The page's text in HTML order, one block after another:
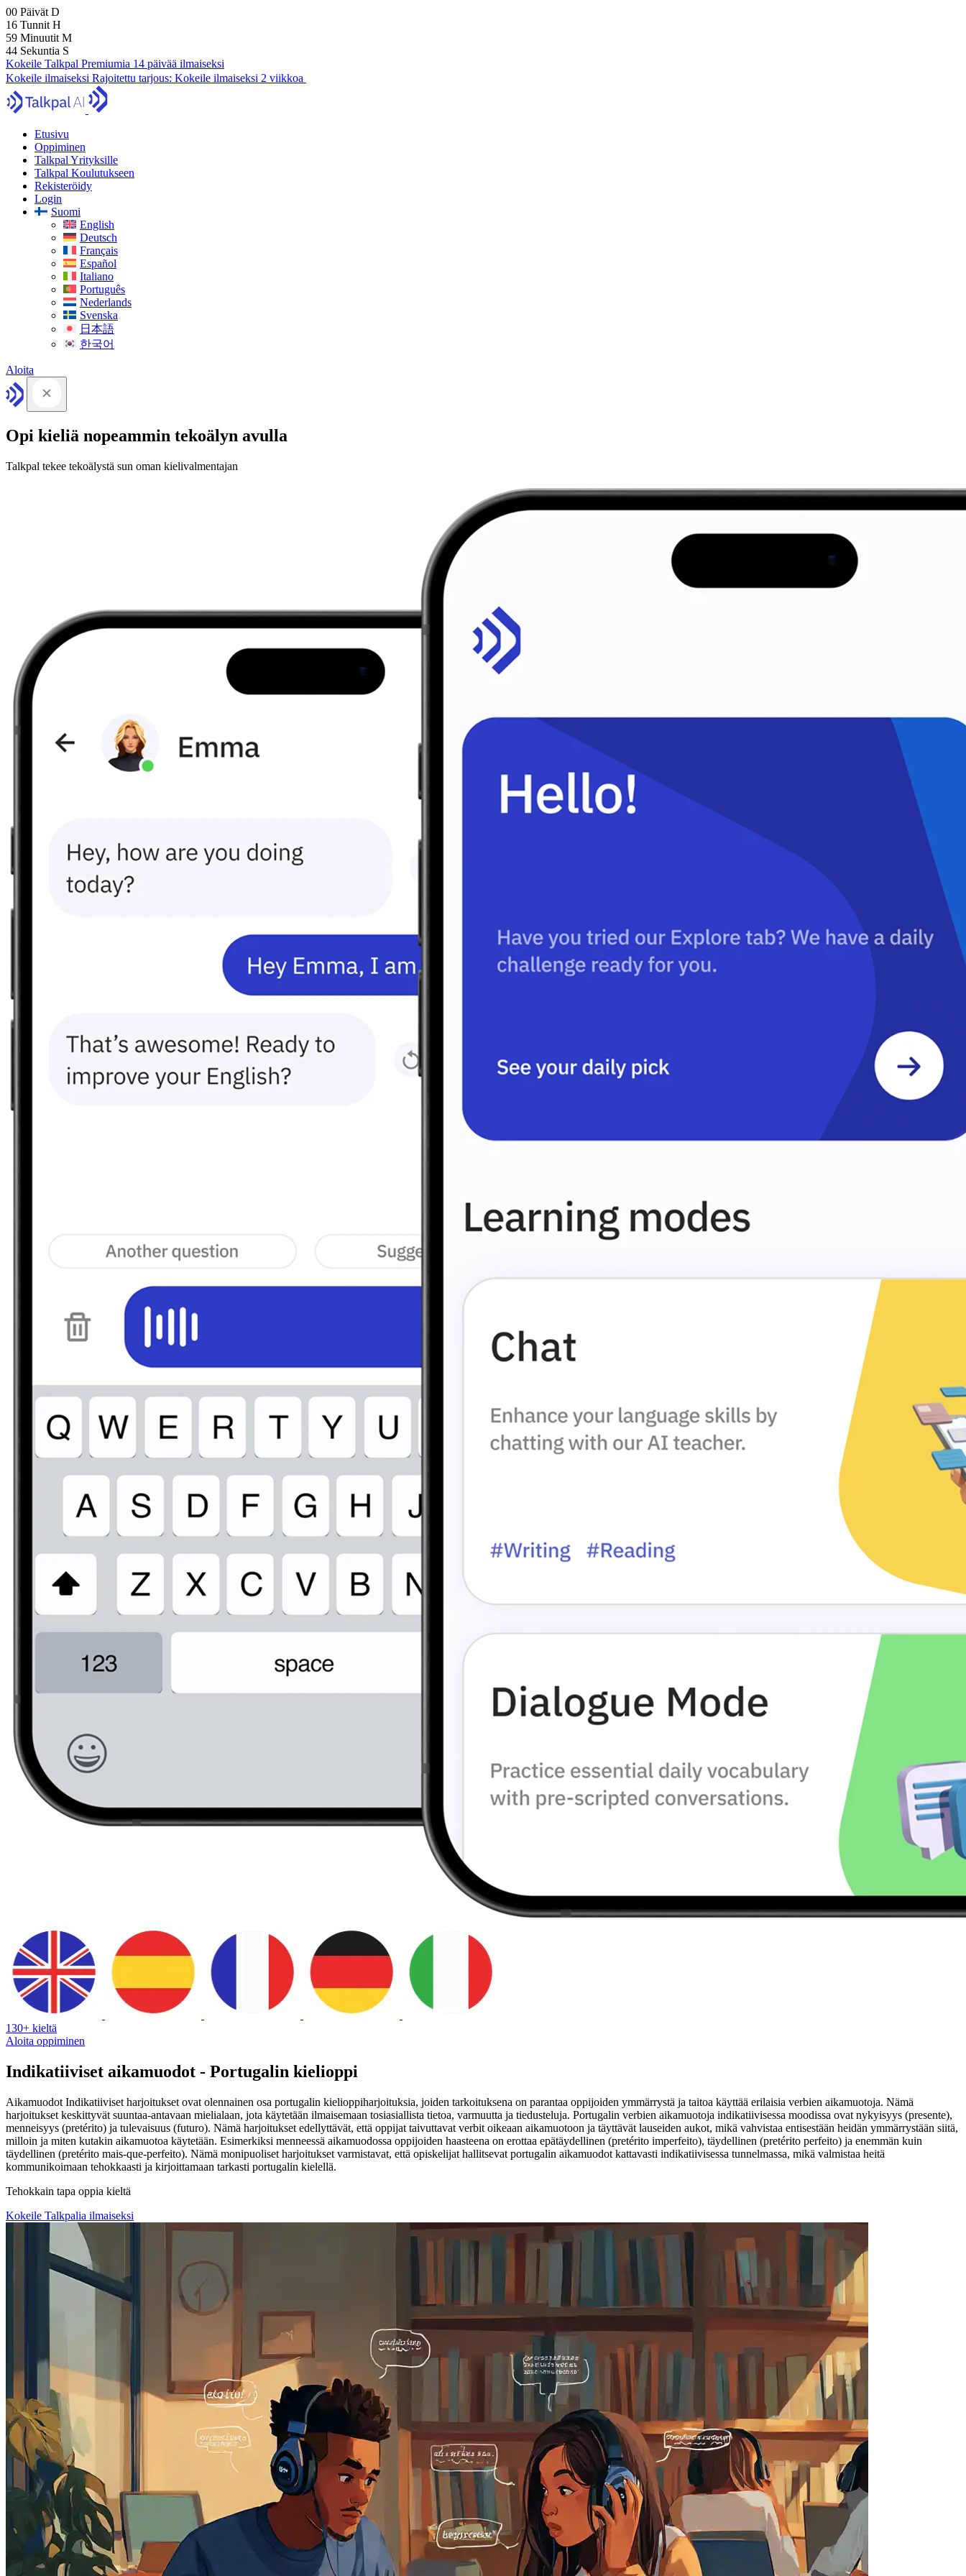
00 Päivät D
16 Tunnit H
59 Minuutit M
43 Sekuntia S
Kokeile Talkpal Premiumia 14 päivää ilmaiseksi
Kokeile ilmaiseksi Rajoitettu tarjous: Kokeile ilmaiseksi 2 viikkoa
Etusivu
Oppiminen
Talkpal Yrityksille
Talkpal Koulutukseen
Rekisteröidy
Login
Suomi
English
Deutsch
Français
Español
Italiano
Português
Nederlands
Svenska
日本語
한국어
Aloita
Opi kieliä nopeammin tekoälyn avulla
Talkpal tekee tekoälystä sun oman kielivalmentajan
130+ kieltä
Aloita oppiminen
Indikatiiviset aikamuodot - Portugalin kielioppi
Aikamuodot Indikatiiviset harjoitukset ovat olennainen osa portugalin kielioppiharjoituksia, joiden tarkoituksena on parantaa oppijoiden ymmärrystä ja taitoa käyttää erilaisia verbien aikamuotoja. Nämä
harjoitukset keskittyvät suuntaa-antavaan mielialaan, jota käytetään ilmaisemaan tosiasiallista tietoa, varmuutta ja tiedusteluja. Portugalin verbien aikamuotoja indikatiivisessa moodissa ovat nykyisyys (presente),
menneisyys (pretérito) ja tulevaisuus (futuro). Nämä harjoitukset edellyttävät, että oppijat taivuttavat verbit oikeaan aikamuotoon ja täyttävät lauseiden aukot, mikä vahvistaa entisestään heidän ymmärrystään siitä,
milloin ja miten kutakin aikamuotoa käytetään. Esimerkiksi menneessä aikamuodossa oppijoiden haasteena on erottaa epätäydellinen (pretérito imperfeito), täydellinen (pretérito perfeito) ja enemmän kuin
täydellinen (pretérito mais-que-perfeito). Nämä monipuoliset harjoitukset varmistavat, että opiskelijat hallitsevat portugalin aikamuodot kattavasti indikatiivisessa tunnelmassa, mikä valmistaa heitä
kommunikoimaan tehokkaasti ja kirjoittamaan tarkasti portugalin kielellä.
Tehokkain tapa oppia kieltä
Kokeile Talkpalia ilmaiseksi